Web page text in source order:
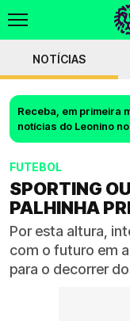
NOTÍCIAS
Receba, em primeira
notícias do Leonino
FUTEBOL
SPORTING
PALHINHA
Por esta altura,
com o futuro em
para o decorrer